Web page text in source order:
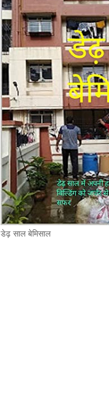
डेढ़ साल बेमिसाल